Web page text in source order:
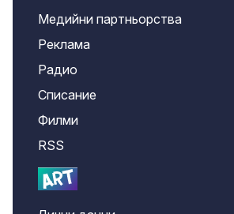
Медийни партньорства
Реклама
Радио
Списание
Филми
RSS